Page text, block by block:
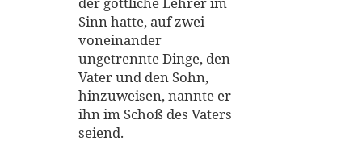
Sinn hatte, auf zwei
voneinander
ungetrennte Dinge, den
Vater und den Sohn,
hinzuweisen, nannte er
ihn im Schoß des Vaters
seiend.